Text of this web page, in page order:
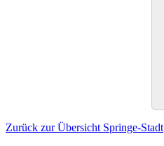
Zurück zur Übersicht Springe-Stadt